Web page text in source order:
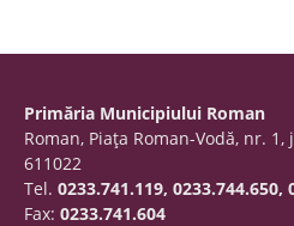
Primăria Municipiului Roman
Roman, Piaţa Roman-Vodă, nr.
611022
Tel. 0233.741.119, 0233.744.650,
Fax: 0233.741.604